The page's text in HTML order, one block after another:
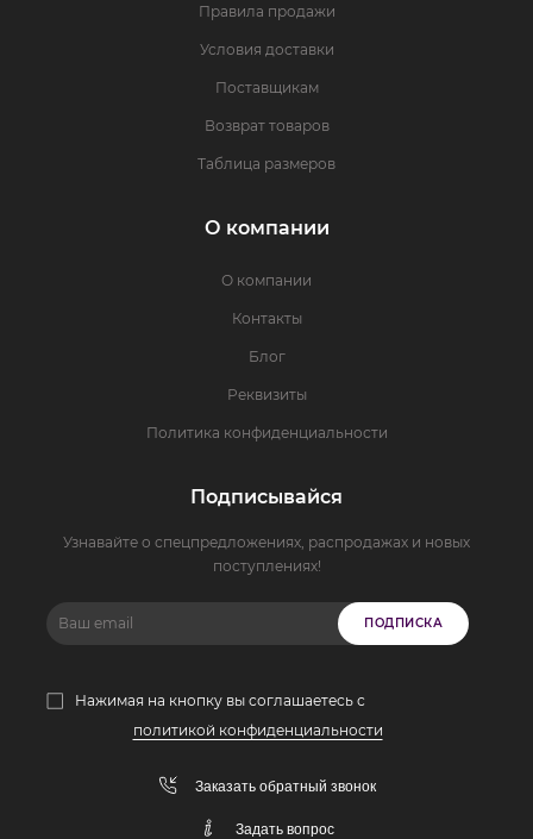
Правила продажи
Условия доставки
Поставщикам
Возврат товаров
Таблица размеров
О компании
О компании
Контакты
Блог
Реквизиты
Политика конфиденциальности
Подписывайся
Узнавайте о спецпредложениях, распродажах и новых
поступлениях!
ПОДПИСКА
Нажимая на кнопку вы соглашаетесь с
политикой конфиденциальности
Заказать обратный звонок
Задать вопрос